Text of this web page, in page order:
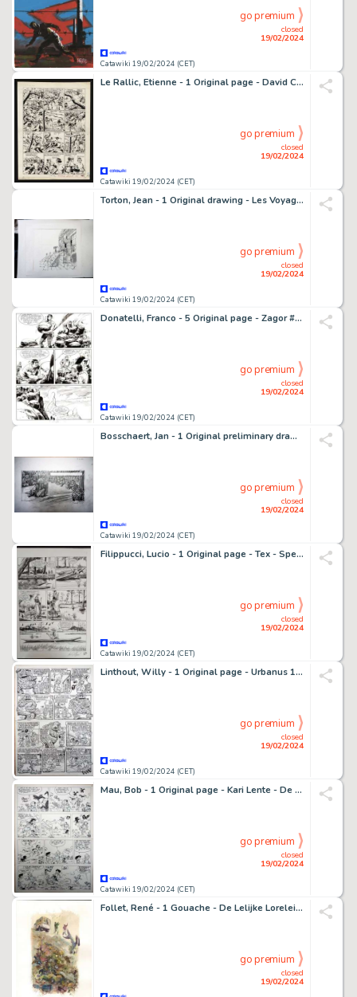
Catawiki 19/02/2024 (CET)
closed
19/02/2024
go premium
Le Rallic, Etienne - 1 Original page - David Crockett - 1958
Catawiki 19/02/2024 (CET)
closed
19/02/2024
go premium
Torton, Jean - 1 Original drawing - Les Voyages d'Alix - Les Mayas - Projet de couverture
Catawiki 19/02/2024 (CET)
closed
19/02/2024
go premium
Donatelli, Franco - 5 Original page - Zagor #147 - "La minaccia verde" - 1977
Catawiki 19/02/2024 (CET)
closed
19/02/2024
go premium
Bosschaert, Jan - 1 Original preliminary drawing - Jaguar
Catawiki 19/02/2024 (CET)
closed
19/02/2024
go premium
Filippucci, Lucio - 1 Original page - Tex - Speciale n. 22 "Seminoles"
Catawiki 19/02/2024 (CET)
closed
19/02/2024
go premium
Linthout, Willy - 1 Original page - Urbanus 121 - Wieske valt van haar suuske - 2017
Catawiki 19/02/2024 (CET)
closed
19/02/2024
go premium
Mau, Bob - 1 Original page - Kari Lente - De Ravenbaron - 1977
Catawiki 19/02/2024 (CET)
closed
19/02/2024
go premium
Follet, René - 1 Gouache - De Lelijke Lorelei - 2001
closed
19/02/2024
go premium